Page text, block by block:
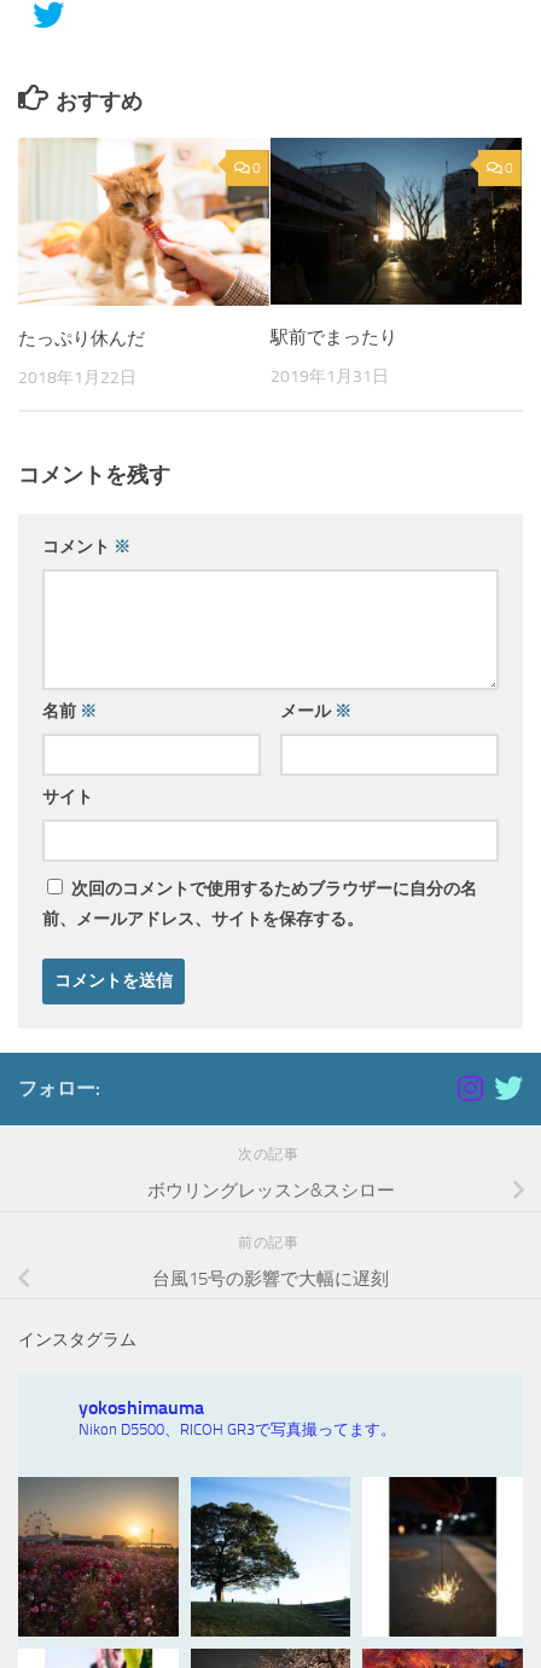
おすすめ
0
たっぷり休んだ
2018年1月22日
0
駅前でまったり
2019年1月31日
コメントを残す
コメント ※
名前 ※ メール ※
サイト
次回のコメントで使用するためブラウザーに自分の名
前、メールアドレス、サイトを保存する。
フォロー:
次の記事
ボウリングレッスン&スシロー
前の記事
台風15号の影響で大幅に遅刻
インスタグラム
yokoshimauma
Nikon D5500、RICOH GR3で写真撮ってます。